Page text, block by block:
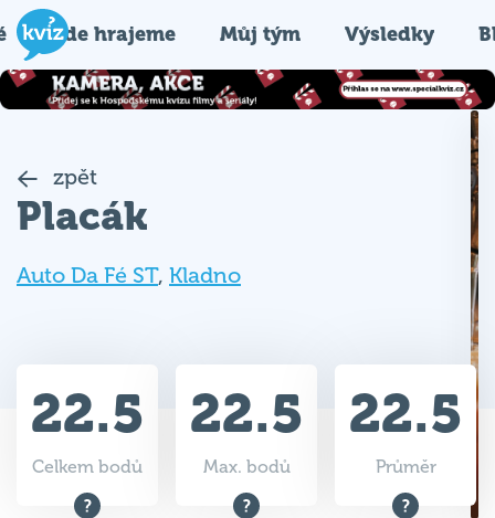
Kde hrajeme Můj tým Výsledky
zpět
Placák
Auto Da Fé ST, Kladno
22.5
Celkem bodů
22.5
Max. bodů
22.5
Průměr